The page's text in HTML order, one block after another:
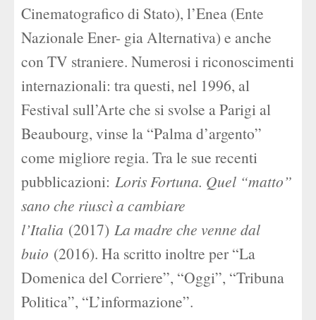
Cinematografico di Stato), l’Enea (Ente
Nazionale Ener- gia Alternativa) e anche
con TV straniere. Numerosi i riconoscimenti
internazionali: tra questi, nel 1996, al
Festival sull’Arte che si svolse a Parigi al
Beaubourg, vinse la “Palma d’argento”
come migliore regia. Tra le sue recenti
pubblicazioni: Loris Fortuna. Quel “matto”
sano che riuscì a cambiare
l’Italia (2017) La madre che venne dal
buio (2016). Ha scritto inoltre per “La
Domenica del Corriere”, “Oggi”, “Tribuna
Politica”, “L’informazione”.